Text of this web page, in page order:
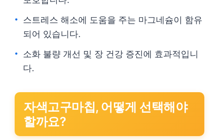
스트레스 해소에 도움을 주는 마그네슘이 함유
되어 있습니다.
소화 불량 개선 및 장 건강 증진에 효과적입니
다.
자색고구마칩, 어떻게 선택해야
할까요?